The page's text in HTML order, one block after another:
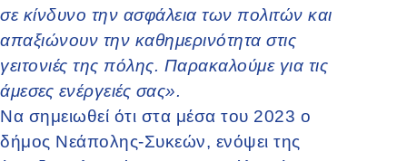
σε κίνδυνο την ασφάλεια των πολιτών και
απαξιώνουν την καθημερινότητα στις
γειτονιές της πόλης. Παρακαλούμε για τις
άμεσες ενέργειές σας».
Να σημειωθεί ότι στα μέσα του 2023 ο
δήμος Νεάπολης-Συκεών, ενόψει της